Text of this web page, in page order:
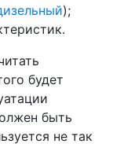
);
будет
быть
не так